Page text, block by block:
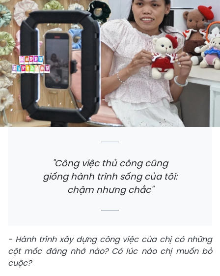
"Công việc thủ công cũng
giống hành trình sống của tôi:
chậm nhưng chắc"
- Hành trình xây dựng công việc của chị có những
cột mốc đáng nhớ nào? Có lúc nào chị muốn bỏ
cuộc?